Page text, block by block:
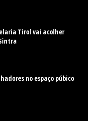
Tirol vai acolher
no espaço púbico